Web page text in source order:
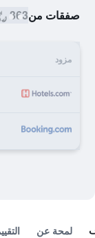
صفقات من363 ﷼
مزود
لمحة عن